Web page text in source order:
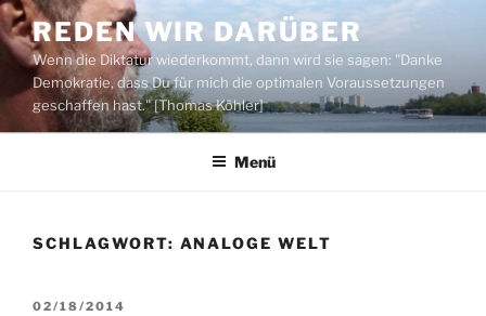
Zum
Inhalt
springen
REDEN WIR DARÜBER
Wenn die Diktatur wiederkommt, dann wird sie sagen: "Danke
Demokratie, dass Du für mich die optimalen Voraussetzungen
geschaffen hast." [Thomas Köhler]
Menü
SCHLAGWORT: ANALOGE WELT
VERÖFFENTLICHT
02/18/2014